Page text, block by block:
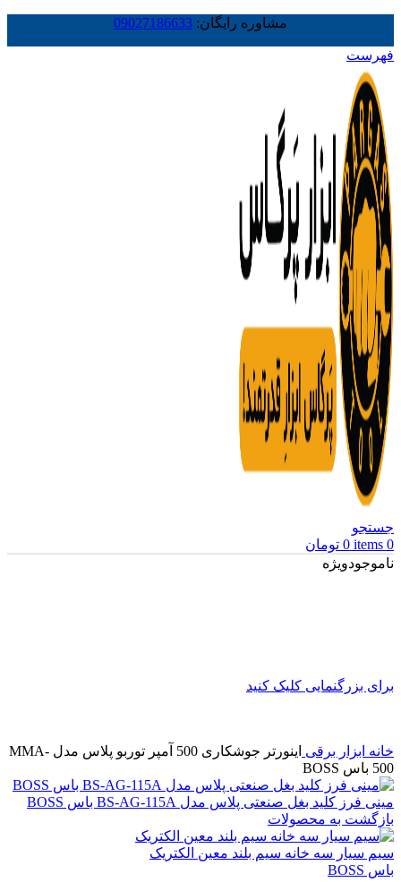
مشاوره رایگان: 09027186633
فهرست
جستجو
0
items
0 تومان
ناموجودویژه
برای بزرگنمایی کلیک کنید
خانه ابزار برقی
اینورتر جوشکاری 500 آمپر توربو پلاس مدل MMA-
500 باس BOSS
مینی فرز کلید بغل صنعتی پلاس مدل BS-AG-115A باس BOSS
بازگشت به محصولات
سیم سیار سه خانه سیم بلند معین الکتریک
باس BOSS